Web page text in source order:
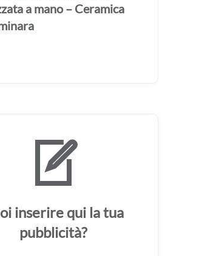
a mano – Ceramica
inserire qui la tua
pubblicità?